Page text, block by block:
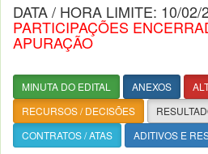
DATA / HORA LIMITE: 10/
PARTICIPAÇÕES
APURAÇÃO
MINUTA DO EDITAL ANEXOS
RECURSOS / DECISÕES
CONTRATOS / ATAS
ADITIVOS E